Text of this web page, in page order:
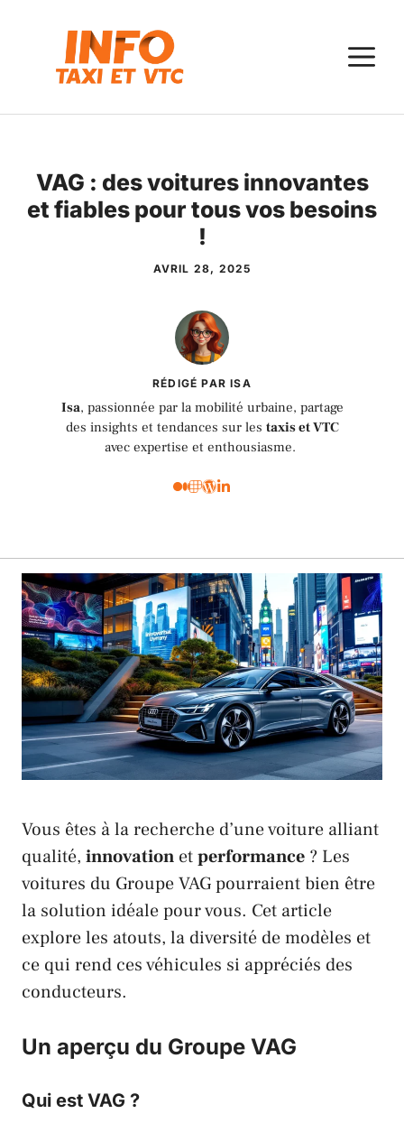
contenu
VAG : des voitures innovantes
et fiables pour tous vos besoins
!
AVRIL 28, 2025
RÉDIGÉ PAR ISA
Isa, passionnée par la mobilité urbaine, partage
des insights et tendances sur les taxis et VTC
avec expertise et enthousiasme.
Vous êtes à la recherche d’une voiture alliant
qualité, innovation etperformance ? Les
voitures du GroupeVAGpourraient bien être
la solution idéale pour vous. Cet article
explore les atouts, la diversité de modèles et
ce qui rend ces véhicules si appréciés des
conducteurs.
Un aperçu du Groupe VAG
Qui est VAG ?